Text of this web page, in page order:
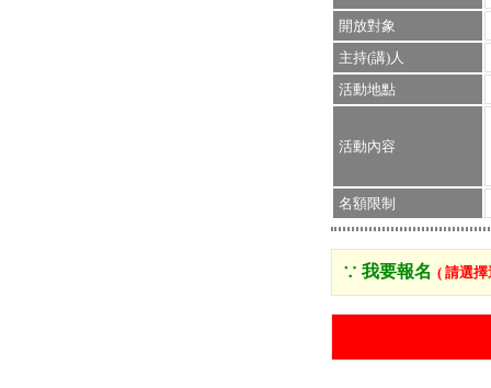
開放對象
主持(講)人
活動地點
活動內容
名額限制
∵ 我要報名 ( 請選